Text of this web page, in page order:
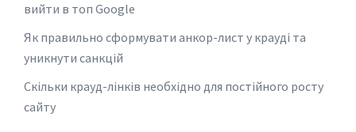
вийти в топ Google
Як правильно сформувати анкор-лист у крауді та
уникнути санкцій
Скільки крауд-лінків необхідно для постійного росту
сайту